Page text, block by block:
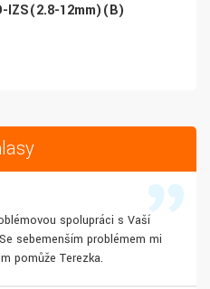
IZS(2.8-12mm)(B)
spolupráci s Vaší
sebemenším problémem mi
pomůže Terezka.